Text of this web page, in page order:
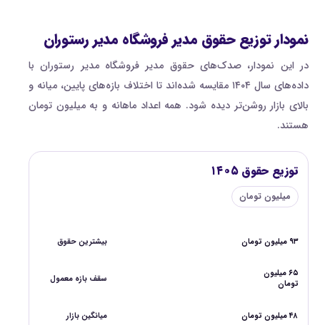
نمودار توزیع حقوق مدیر فروشگاه مدیر رستوران
در این نمودار، صدک‌های حقوق مدیر فروشگاه مدیر رستوران با
داده‌های سال ۱۴۰۴ مقایسه شده‌اند تا اختلاف بازه‌های پایین، میانه و
بالای بازار روشن‌تر دیده شود. همه اعداد ماهانه و به میلیون تومان
هستند.
توزیع حقوق ۱۴۰۵
میلیون تومان
بیشترین حقوق ۹۳ میلیون تومان
سقف بازه معمول
۶۵ میلیون
تومان
میانگین بازار ۴۸ میلیون تومان